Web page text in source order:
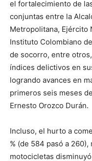
el fortalecimiento de
conjuntas entre la
Metropolitana, Ejército
Instituto Colombiano
de socorro, entre
índices delictivos en
logrando avances en
primeros seis meses
Ernesto Orozco Durán.
Incluso, el hurto a
% (de 584 pasó a
motocicletas